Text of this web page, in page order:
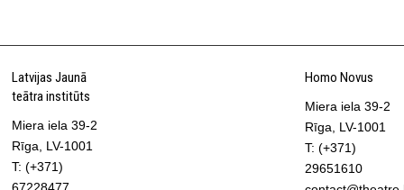
Latvijas Jaunā
teātra institūts
Miera iela 39-2
Rīga, LV-1001
T: (+371)
Homo Novus
Miera iela 39-2
Rīga, LV-1001
T: (+371)
29651610